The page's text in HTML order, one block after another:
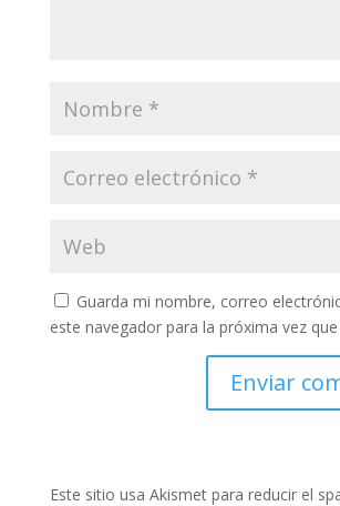
Guarda mi nombre, correo
este navegador para la próxima vez
Este sitio usa Akismet para reducir el